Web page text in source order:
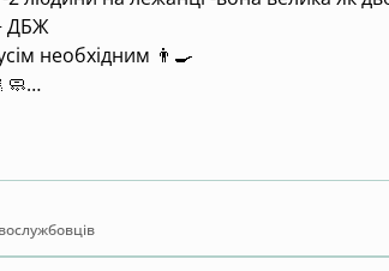
ДБЖ
необхідним 👨‍🍳
батерей + інвертор🔋